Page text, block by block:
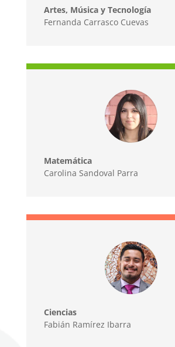
Artes, Música y Tecnología
Fernanda Carrasco Cuevas
Matemática
Carolina Sandoval Parra
Ciencias
Fabián Ramírez Ibarra